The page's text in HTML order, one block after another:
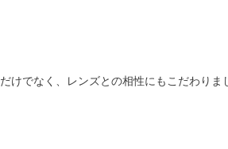
けでなく、レンズとの相性にもこだわり